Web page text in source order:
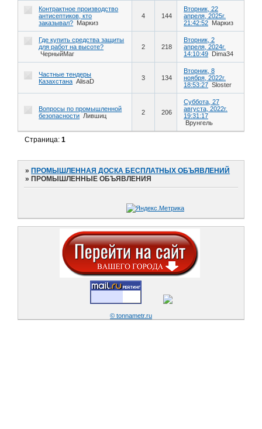
Контрактное производство
антисептиков, кто
заказывал? Маркиз
4 144
Вторник, 22
апреля, 2025г.
21:42:52 Маркиз
Где купить средства защиты
для работ на высоте?
ЧерныйМаг
2 218
Вторник, 2
апреля, 2024г.
14:10:49 Dima34
Частные тендеры
Казахстана AlisaD 3 134
Вторник, 8
ноября, 2022г.
18:53:27 Sloster
Вопросы по промышленной
безопасности Лившиц 2 206
Суббота, 27
августа, 2022г.
19:31:17
Врунгель
Страница:1
»ПРОМЫШЛЕННАЯ ДОСКА БЕСПЛАТНЫХ ОБЪЯВЛЕНИЙ
»ПРОМЫШЛЕННЫЕ ОБЪЯВЛЕНИЯ
© tonnametr.ru